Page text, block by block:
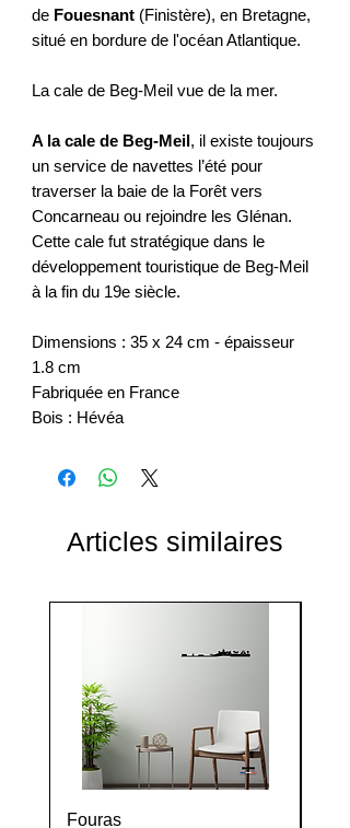
de Fouesnant (Finistère), en Bretagne,
situé en bordure de l'océan Atlantique.
La cale de Beg-Meil vue de la mer.
A la cale de Beg-Meil, il existe toujours
un service de navettes l’été pour
traverser la baie de la Forêt vers
Concarneau ou rejoindre les Glénan.
Cette cale fut stratégique dans le
développement touristique de Beg-Meil
à la fin du 19e siècle.
Dimensions : 35 x 24 cm - épaisseur
1.8 cm
Fabriquée en France
Bois : Hévéa
Articles similaires
Fouras